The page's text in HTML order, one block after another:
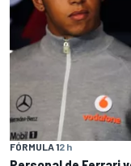
FÓRMULA 12 h